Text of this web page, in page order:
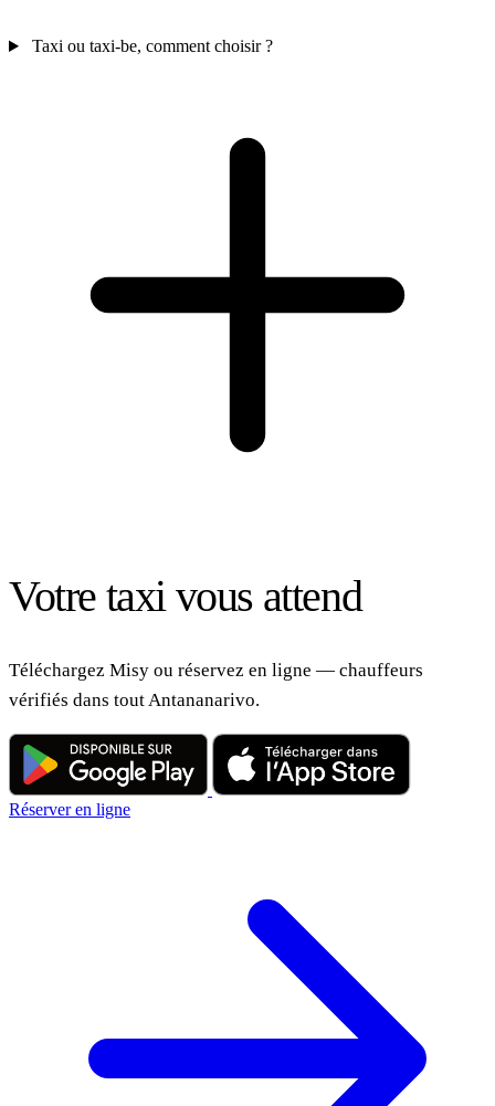
Taxi ou taxi-be, comment choisir ?
Votre taxi vous attend
Téléchargez Misy ou réservez en ligne — chauffeurs
vérifiés dans tout Antananarivo.
Réserver en ligne